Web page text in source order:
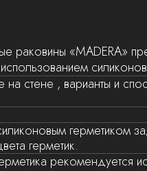
раковины «MADERA»
стене , варианты и
герметиком
герметик.
рекомендуется